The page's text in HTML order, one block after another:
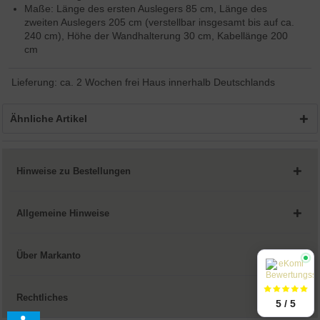
Maße: Länge des ersten Auslegers 85 cm, Länge des
zweiten Auslegers 205 cm (verstellbar insgesamt bis auf ca.
240 cm), Höhe der Wandhalterung 30 cm, Kabellänge 200
cm
Lieferung: ca. 2 Wochen frei Haus innerhalb Deutschlands
Ähnliche Artikel
Hinweise zu Bestellungen
Allgemeine Hinweise
Über Markanto
Rechtliches
5 / 5